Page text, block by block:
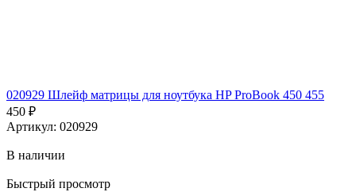
020929 Шлейф матрицы для ноутбука HP ProBook 450 455
450 ₽
Артикул: 020929
В наличии
Быстрый просмотр